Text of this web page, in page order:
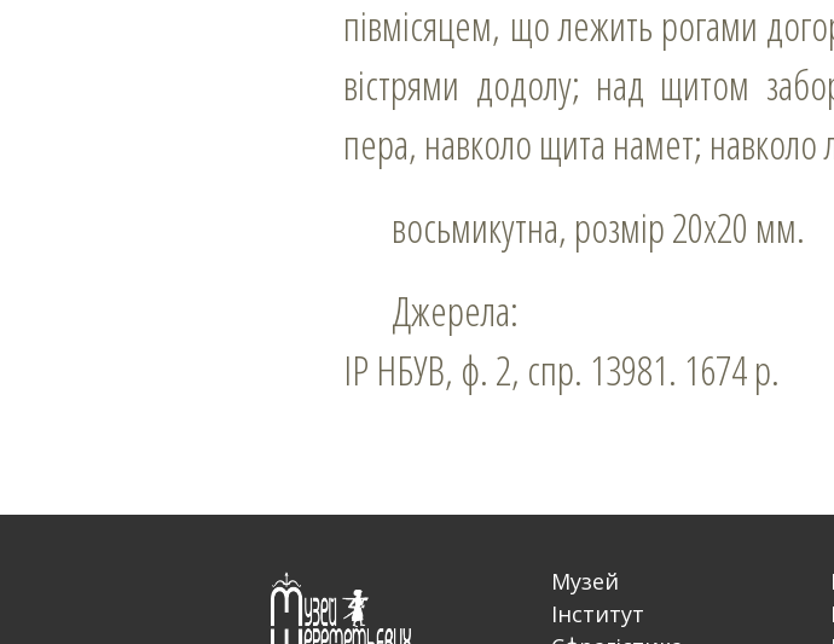
півмісяцем, що лежить рогами
вістрями додолу; над щитом
пера, навколо щита намет;
восьмикутна, розмір 20х20 мм.
Джерела:
ІР НБУВ, ф. 2, спр. 13981. 1674 р.
Музей
Інститут